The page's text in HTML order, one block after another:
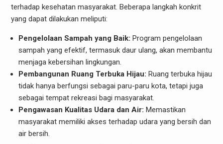
terhadap kesehatan masyarakat. Beberapa langkah konkrit
yang dapat dilakukan meliputi:
Pengelolaan Sampah yang Baik: Program pengelolaan
sampah yang efektif, termasuk daur ulang, akan membantu
menjaga kebersihan lingkungan.
Pembangunan Ruang Terbuka Hijau: Ruang terbuka hijau
tidak hanya berfungsi sebagai paru-paru kota, tetapi juga
sebagai tempat rekreasi bagi masyarakat.
Pengawasan Kualitas Udara dan Air: Memastikan
masyarakat memiliki akses terhadap udara yang bersih dan
air bersih.